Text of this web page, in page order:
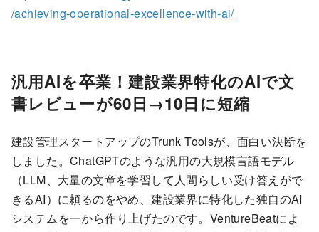
/achieving-operational-excellence-with-ai/
汎用AIを卒業！建設業界特化のAIで文
書レビューが60日→10日に短縮
建設管理スタートアップのTrunk Toolsが、面白い決断を
しました。ChatGPTのような汎用の大規模言語モデル
（LLM、大量の文章を学習して人間らしい受け答えがで
きるAI）に頼るのをやめ、建設業界に特化した独自のAI
システムを一から作り上げたのです。VentureBeatによ